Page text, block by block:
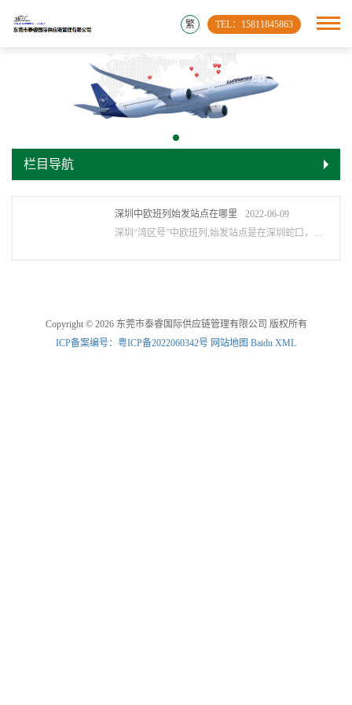
TEL：15811845863
繁
栏目导航
深圳中欧班列始发站点在哪里
2022-06-09
Copyright © 2026 东莞市泰睿国际供应链管理有限公司 版权所有
ICP备案编号：粤ICP备2022060342号 网站地图 Baidu XML